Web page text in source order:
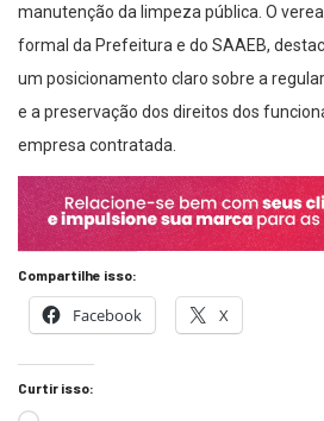
manutenção da limpeza pública. O
formal da Prefeitura e do SAAEB,
um posicionamento claro sobre a
e a preservação dos direitos dos
empresa contratada.
Compartilhe isso:
Facebook X
Curtir isso: